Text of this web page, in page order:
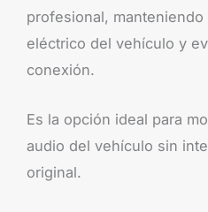
profesional,
eléctrico del vehículo y
conexión.
Es la opción ideal para
audio del vehículo sin
original.